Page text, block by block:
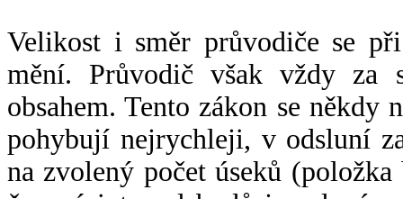
Velikost i směr průvodiče se
mění. Průvodič však vždy za
obsahem. Tento zákon se někdy
pohybují nejrychleji, v odsluní
na zvolený počet úseků